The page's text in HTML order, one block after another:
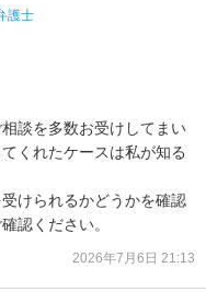
護士
談を多数お受けしてまい
くれたケースは私が知る
けられるかどうかを確認
認ください。
2026年7月6日 21:13